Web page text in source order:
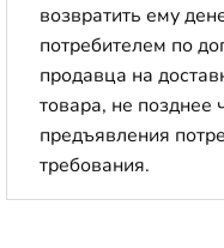
возвратить ему
потребителем по
продавца на
товара, не позднее
предъявления
требования.